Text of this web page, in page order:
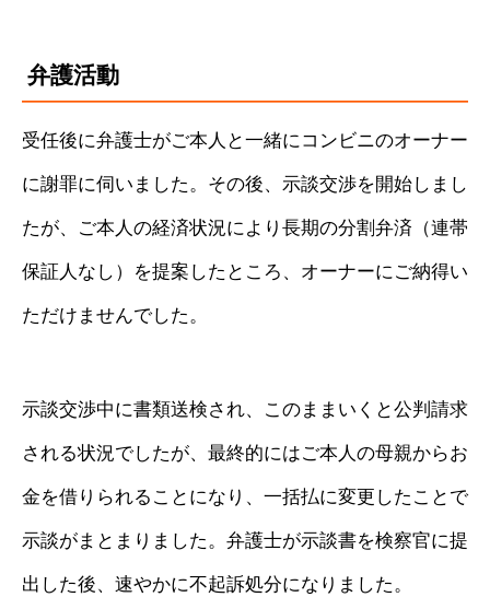
弁護活動
受任後に弁護士がご本人と一緒にコンビニのオーナー
に謝罪に伺いました。その後、示談交渉を開始しまし
たが、ご本人の経済状況により長期の分割弁済（連帯
保証人なし）を提案したところ、オーナーにご納得い
ただけませんでした。
示談交渉中に書類送検され、このままいくと公判請求
される状況でしたが、最終的にはご本人の母親からお
金を借りられることになり、一括払に変更したことで
示談がまとまりました。弁護士が示談書を検察官に提
出した後、速やかに不起訴処分になりました。